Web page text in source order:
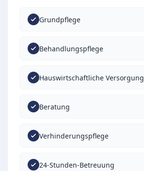
Grundpflege
Behandlungspflege
Hauswirtschaftliche Versorgung
Beratung
Verhinderungspflege
24-Stunden-Betreuung